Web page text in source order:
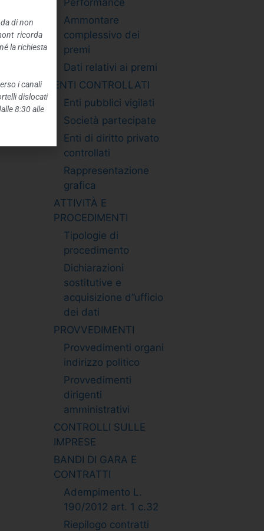
Ammontare
complessivo dei
premi
Dati relativi ai premi
ENTI CONTROLLATI
Enti pubblici vigilati
Società partecipate
Enti di diritto privato
controllati
Rappresentazione
grafica
ATTIVITÀ E
PROCEDIMENTI
Tipologie di
procedimento
Dichiarazioni
sostitutive e
acquisizione d”ufficio
dei dati
PROVVEDIMENTI
Provvedimenti organi
indirizzo politico
Provvedimenti
dirigenti
amministrativi
CONTROLLI SULLE
IMPRESE
BANDI DI GARA E
CONTRATTI
Adempimento L.
190/2012 art. 1 c.32
Riepilogo contratti
di non
ricorda
la richiesta
i canali
dislocati
8:30 alle